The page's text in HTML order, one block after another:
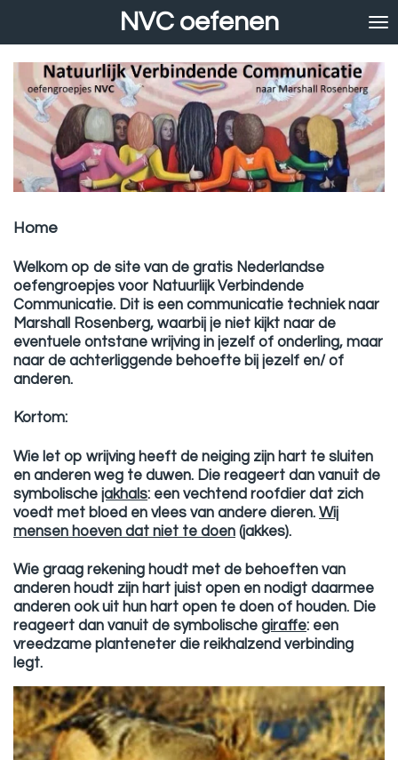
hoofdinhoud
NVC oefenen
Home
Welkom op de site van de gratis Nederlandse
oefengroepjes voor Natuurlijk Verbindende
Communicatie. Dit is een communicatie techniek naar
Marshall Rosenberg, waarbij je niet kijkt naar de
eventuele ontstane wrijving in jezelf of onderling, maar
naar de achterliggende behoefte bij jezelf en/ of
anderen.
Kortom:
Wie let op wrijving heeft de neiging zijn hart te sluiten
en anderen weg te duwen. Die reageert dan vanuit de
symbolische jakhals: een vechtend roofdier dat zich
voedt met bloed en vlees van andere dieren. Wij
mensen hoeven dat niet te doen (jakkes).
Wie graag rekening houdt met de behoeften van
anderen houdt zijn hart juist open en nodigt daarmee
anderen ook uit hun hart open te doen of houden. Die
reageert dan vanuit de symbolische giraffe: een
vreedzame planteneter die reikhalzend verbinding
legt.